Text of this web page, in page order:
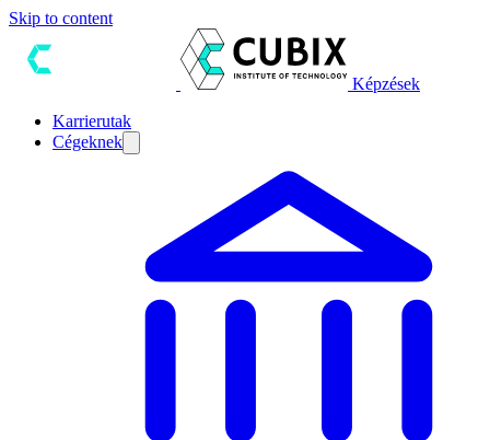
Skip to content
Képzések
Karrierutak
Cégeknek